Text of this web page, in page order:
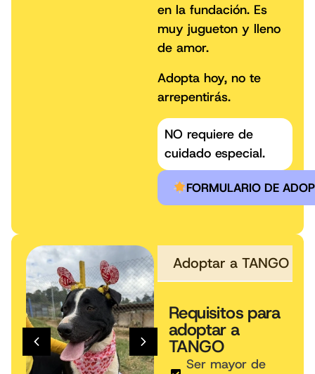
en la fundación. Es
muy jugueton y lleno
de amor.
Adopta hoy, no te
arrepentirás.
NO requiere de
cuidado especial.
FORMULARIO DE
Adoptar a TANGO
Requisitos para
adoptar a
TANGO
Ser mayor de